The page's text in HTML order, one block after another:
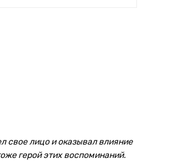
свое лицо и оказывал влияние
герой этих воспоминаний.